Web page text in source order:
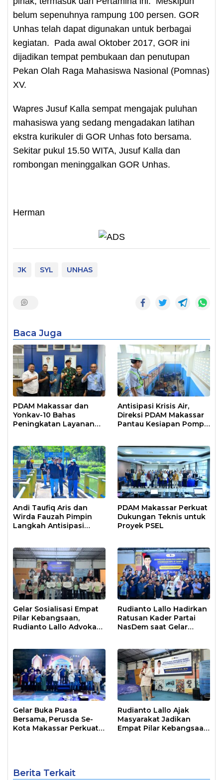
belum sepenuhnya rampung 100 persen. GOR
Unhas telah dapat digunakan untuk berbagai
kegiatan. Pada awal Oktober 2017, GOR ini
dijadikan tempat pembukaan dan penutupan
Pekan Olah Raga Mahasiswa Nasional (Pomnas)
XV.
Wapres Jusuf Kalla sempat mengajak puluhan
mahasiswa yang sedang mengadakan latihan
ekstra kurikuler di GOR Unhas foto bersama.
Sekitar pukul 15.50 WITA, Jusuf Kalla dan
rombongan meninggalkan GOR Unhas.
Herman
JK SYL UNHAS
Baca Juga
PDAM Makassar dan
Yonkav-10 Bahas
Peningkatan Layanan
Antisipasi Krisis Air,
Direksi PDAM Makassar
Pantau Kesiapan Pompa
Andi Taufiq Aris dan
Wirda Fauzah Pimpin
Langkah Antisipasi
PDAM Makassar Perkuat
Dukungan Teknis untuk
Proyek PSEL
Gelar Sosialisasi Empat
Pilar Kebangsaan,
Rudianto Lallo Advokasi
Rudianto Lallo Hadirkan
Ratusan Kader Partai
NasDem saat Gelar
Gelar Buka Puasa
Bersama, Perusda Se-
Kota Makassar Perkuat
Rudianto Lallo Ajak
Masyarakat Jadikan
Empat Pilar Kebangsaan
Berita Terkait